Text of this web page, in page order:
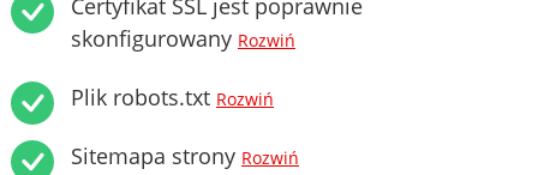
Certyfikat SSL jest poprawnie
skonfigurowany Rozwiń
Plik robots.txt Rozwiń
Sitemapa strony Rozwiń